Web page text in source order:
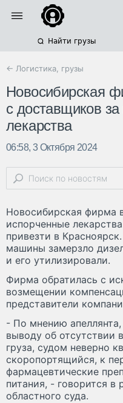
Найти грузы
← Логистика, грузы
Новосибирская
с доставщиков
лекарства
06:58, 3 Октября 2024
Новосибирская фирма
испорченные
привезти в
машины замерзло
и его утилизировали.
Фирма обратилась с
возмещении
представители
- По мнению
выводу об отсутствии
груза, судом неверно
скоропортящийся, к
фармацевтические
питания, - говорится
областного суда.